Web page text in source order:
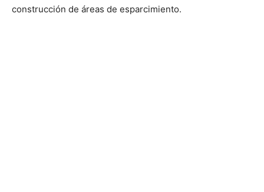
construcción de áreas de esparcimiento.